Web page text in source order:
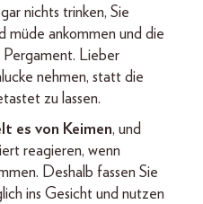
nichts trinken, Sie
müde ankommen und die
Pergament. Lieber
nehmen, statt die
zu lassen.
es von Keimen, und
reagieren, wenn
Deshalb fassen Sie
ins Gesicht und nutzen